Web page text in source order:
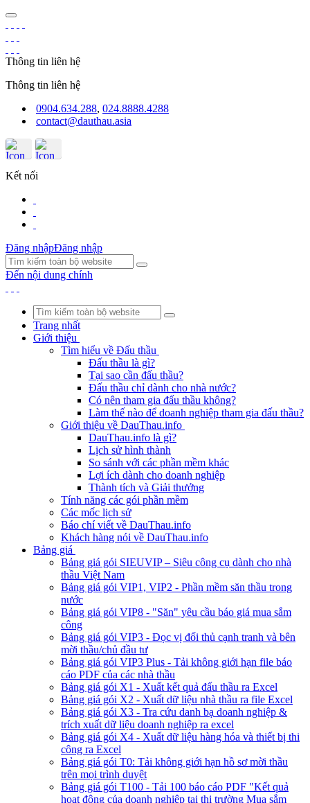
Thông tin liên hệ
Thông tin liên hệ
0904.634.288, 024.8888.4288
contact@dauthau.asia
Kết nối
Đăng nhậpĐăng nhập
Đến nội dung chính
Trang nhất
Giới thiệu
Tìm hiểu về Đấu thầu
Đấu thầu là gì?
Tại sao cần đấu thầu?
Đấu thầu chỉ dành cho nhà nước?
Có nên tham gia đấu thầu không?
Làm thế nào để doanh nghiệp tham gia đấu thầu?
Giới thiệu về DauThau.info
DauThau.info là gì?
Lịch sử hình thành
So sánh với các phần mềm khác
Lợi ích dành cho doanh nghiệp
Thành tích và Giải thưởng
Tính năng các gói phần mềm
Các mốc lịch sử
Báo chí viết về DauThau.info
Khách hàng nói về DauThau.info
Bảng giá
Bảng giá gói SIEUVIP – Siêu công cụ dành cho nhà
thầu Việt Nam
Bảng giá gói VIP1, VIP2 - Phần mềm săn thầu trong
nước
Bảng giá gói VIP8 - "Săn" yêu cầu báo giá mua sắm
công
Bảng giá gói VIP3 - Đọc vị đối thủ cạnh tranh và bên
mời thầu/chủ đầu tư
Bảng giá gói VIP3 Plus - Tải không giới hạn file báo
cáo PDF của các nhà thầu
Bảng giá gói X1 - Xuất kết quả đấu thầu ra Excel
Bảng giá gói X2 - Xuất dữ liệu nhà thầu ra file Excel
Bảng giá gói X3 - Tra cứu danh bạ doanh nghiệp &
trích xuất dữ liệu doanh nghiệp ra excel
Bảng giá gói X4 - Xuất dữ liệu hàng hóa và thiết bị thi
công ra Excel
Bảng giá gói T0: Tải không giới hạn hồ sơ mời thầu
trên mọi trình duyệt
Bảng giá gói T100 - Tải 100 báo cáo PDF "Kết quả
hoạt động của doanh nghiệp tại thị trường Mua sắm